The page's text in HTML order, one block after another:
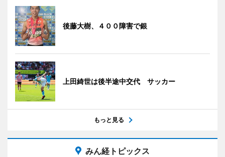
後藤大樹、４００障害で銀
上田綺世は後半途中交代 サッカー
もっと見る
みん経トピックス